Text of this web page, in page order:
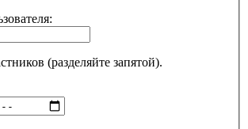
(разделяйте запятой).